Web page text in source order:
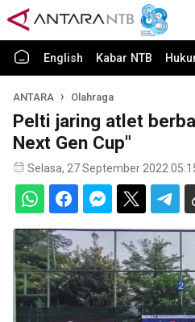
English Kabar NTB
ANTARA Olahraga
Pelti jaring atlet
Next Gen Cup"
Selasa, 27 September 2022